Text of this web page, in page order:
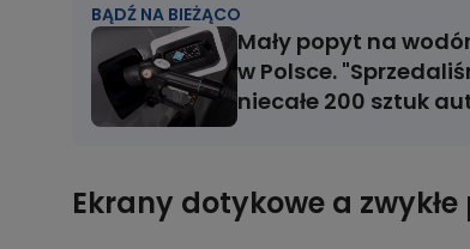
BĄDŹ NA BIEŻĄCO
Mały popyt na
w Polsce.
niecałe 200 sztuk
Ekrany dotykowe a